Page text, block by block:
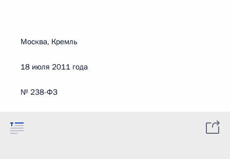
Москва, Кремль
18 июля 2011 года
№ 238-ФЗ